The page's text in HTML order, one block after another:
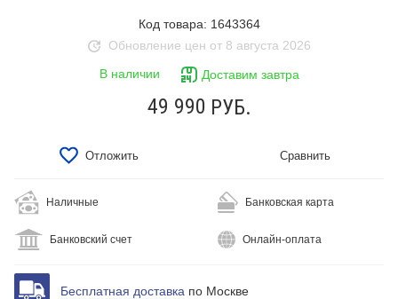
Код товара: 1643364
В наличии Доставим завтра
Обновление цен от 8 августа 2026
49 990 РУБ.
Отложить Сравнить
Наличные Банковская карта
Банковский счет Онлайн-оплата
Бесплатная доставка по Москве